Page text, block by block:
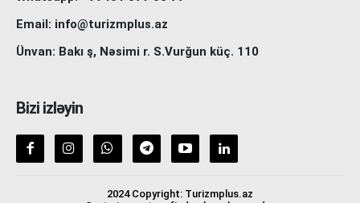
Email: info@turizmplus.az
Ünvan: Bakı ş, Nəsimi r. S.Vurğun küç. 110
Bizi izləyin
2024 Copyright: Turizmplus.az